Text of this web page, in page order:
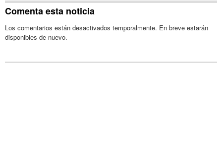
Comenta esta noticia
Los comentarios están desactivados temporalmente. En breve estarán
disponibles de nuevo.